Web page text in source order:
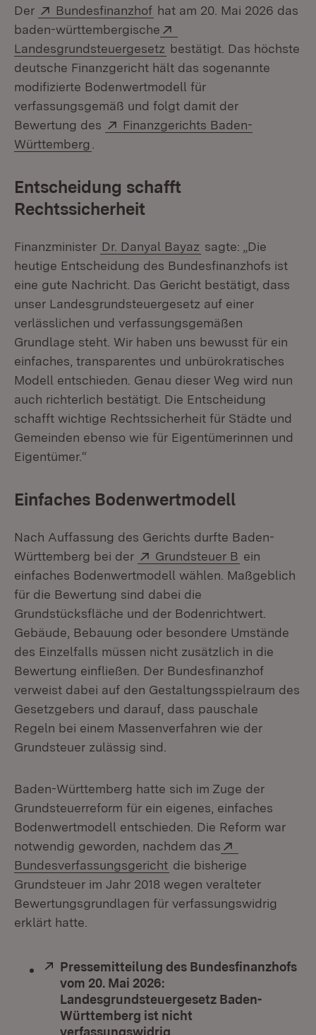
Der Extern:
Bundesfinanzhof (Öffnet in neuem Fenster)
hat am 20. Mai 2026 das
baden-württembergische
Landesgrundsteuergesetz (Öffnet in neuem Fenster)
bestätigt. Das höchste
deutsche Finanzgericht hält das sogenannte
modifizierte Bodenwertmodell für
verfassungsgemäß und folgt damit der
Bewertung des
Extern:
Finanzgerichts Baden-
Württemberg
Entscheidung schafft
Rechtssicherheit
Finanzminister Dr. Danyal Bayaz sagte: „Die
heutige Entscheidung des Bundesfinanzhofs ist
eine gute Nachricht. Das Gericht bestätigt, dass
unser Landesgrundsteuergesetz auf einer
verlässlichen und verfassungsgemäßen
Grundlage steht. Wir haben uns bewusst für ein
einfaches, transparentes und unbürokratisches
Modell entschieden. Genau dieser Weg wird nun
auch richterlich bestätigt. Die Entscheidung
schafft wichtige Rechtssicherheit für Städte und
Gemeinden ebenso wie für Eigentümerinnen und
Eigentümer.“
Einfaches Bodenwertmodell
Nach Auffassung des Gerichts durfte Baden-
Württemberg bei der
Extern:
Grundsteuer B (Öffnet in
ein
einfaches Bodenwertmodell wählen. Maßgeblich
für die Bewertung sind dabei die
Grundstücksfläche und der Bodenrichtwert.
Gebäude, Bebauung oder besondere Umstände
des Einzelfalls müssen nicht zusätzlich in die
Bewertung einfließen. Der Bundesfinanzhof
verweist dabei auf den Gestaltungsspielraum des
Gesetzgebers und darauf, dass pauschale
Regeln bei einem Massenverfahren wie der
Grundsteuer zulässig sind.
Baden-Württemberg hatte sich im Zuge der
Grundsteuerreform für ein eigenes, einfaches
Bodenwertmodell entschieden. Die Reform war
notwendig geworden, nachdem das
Bundesverfassungsgericht (Öffnet in neuem Fenster)
die bisherige
Grundsteuer im Jahr 2018 wegen veralteter
Bewertungsgrundlagen für verfassungswidrig
erklärt hatte.
Extern:
Pressemitteilung des Bundesfinanzhofs
vom 20. Mai 2026:
Landesgrundsteuergesetz Baden-
Württemberg ist nicht
verfassungswidrig